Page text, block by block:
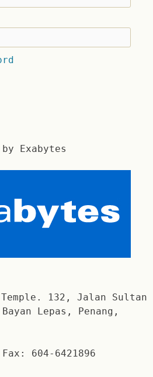
Exabytes
Temple. 132, Jalan Sultan
Lepas, Penang,
604-6421896